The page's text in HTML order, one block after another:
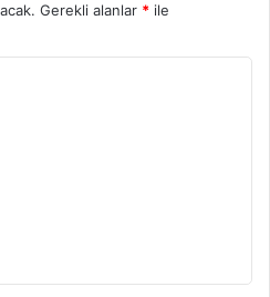
Gerekli alanlar * ile